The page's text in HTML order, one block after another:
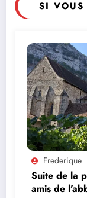
SI VOUS
Frederique
Suite de la
amis de